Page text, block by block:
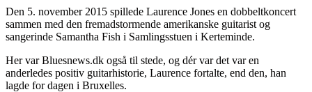
Den 5. november 2015 spillede Laurence Jones en dobbeltkoncert
sammen med den fremadstormende amerikanske guitarist og
sangerinde Samantha Fish i Samlingsstuen i Kerteminde.
Her var Bluesnews.dk også til stede, og dér var det var en
anderledes positiv guitarhistorie, Laurence fortalte, end den, han
lagde for dagen i Bruxelles.